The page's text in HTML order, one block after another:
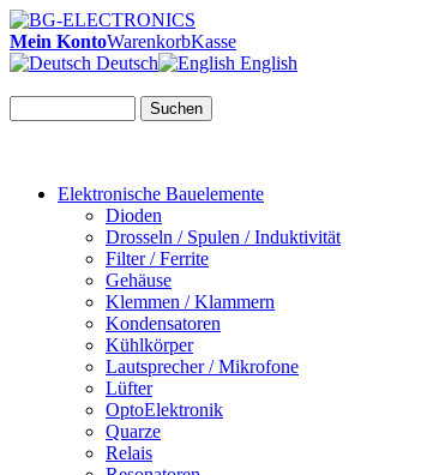
Mein KontoWarenkorbKasse
Deutsch
English
Suchen
Elektronische Bauelemente
Dioden
Drosseln / Spulen / Induktivität
Filter / Ferrite
Gehäuse
Klemmen / Klammern
Kondensatoren
Kühlkörper
Lautsprecher / Mikrofone
Lüfter
OptoElektronik
Quarze
Relais